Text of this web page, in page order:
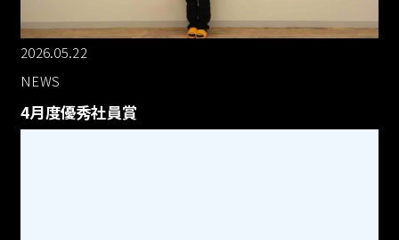
2026.05.22
NEWS
4月度優秀社員賞